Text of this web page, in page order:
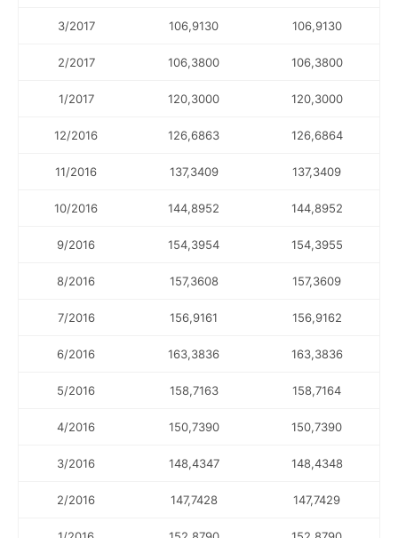
3/2017 106,9130 106,9130
2/2017 106,3800 106,3800
1/2017 120,3000 120,3000
12/2016 126,6863 126,6864
11/2016 137,3409 137,3409
10/2016 144,8952 144,8952
9/2016 154,3954 154,3955
8/2016 157,3608 157,3609
7/2016 156,9161 156,9162
6/2016 163,3836 163,3836
5/2016 158,7163 158,7164
4/2016 150,7390 150,7390
3/2016 148,4347 148,4348
2/2016 147,7428 147,7429